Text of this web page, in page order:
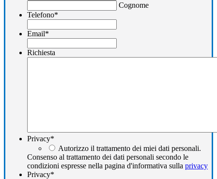
Cognome
Telefono*
Email*
Richiesta
Privacy*
Autorizzo il trattamento dei miei dati personali.
Consenso al trattamento dei dati personali secondo le
condizioni espresse nella pagina d'informativa sulla privacy
Privacy*